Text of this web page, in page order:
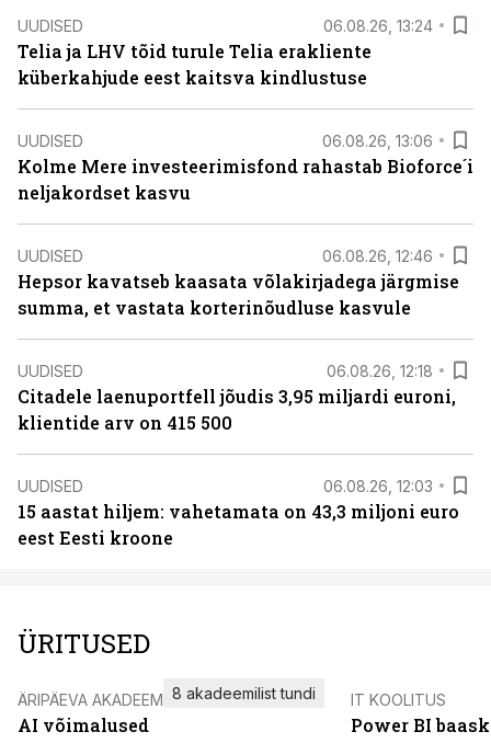
UUDISED 06.08.26, 13:24
Telia ja LHV tõid turule Telia erakliente
küberkahjude eest kaitsva kindlustuse
UUDISED 06.08.26, 13:06
Kolme Mere investeerimisfond rahastab Bioforce´i
neljakordset kasvu
UUDISED 06.08.26, 12:46
Hepsor kavatseb kaasata võlakirjadega järgmise
summa, et vastata korterinõudluse kasvule
UUDISED 06.08.26, 12:18
Citadele laenuportfell jõudis 3,95 miljardi euroni,
klientide arv on 415 500
UUDISED 06.08.26, 12:03
15 aastat hiljem: vahetamata on 43,3 miljoni euro
eest Eesti kroone
ÜRITUSED
ÄRIPÄEVA AKADEEMIA
AI võimalused
8 akadeemilist tundi IT KOOLITUS
Power BI